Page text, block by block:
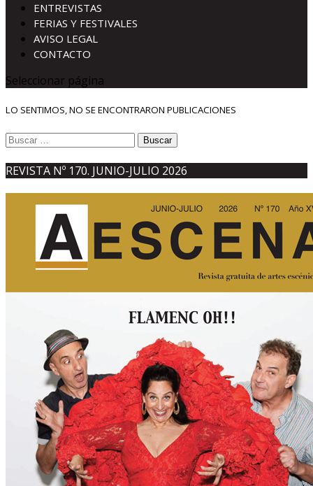
ENTREVISTAS
FERIAS Y FESTIVALES
AVISO LEGAL
CONTACTO
Seleccionar página
LO SENTIMOS, NO SE ENCONTRARON PUBLICACIONES
Buscar:
REVISTA Nº 170. JUNIO-JULIO 2026